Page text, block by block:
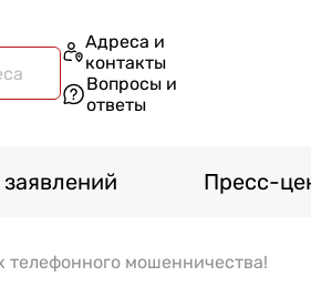
Адреса и
контакты
Вопросы и
ответы
Пресс-
мошенничества!